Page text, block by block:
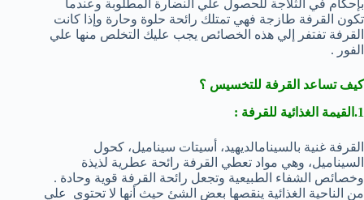
بإحكام في الثلاجة للحصول علي النضارة المطلوبة وعندما
تكون القرفة طازجة فهي تمتلك رائحة حلوة وحارة وإذا كانت
القرفة تفتفر إلي هذه الخصائص يجب عليك التخلص منها علي
الفور .
كيف تساعد القرفة للتخسيس ؟
1.القيمة الغذائية للقرفة :
القرفة غنية بالسينامالديهيد، أسيتات سيناميل، كحول
السيناميل، وهي مواد تعطي القرفة رائحة عطرية لذيذة
وخصائص الشفاء الطبيعية وتجعل رائحة القرفة قوية وحادة .
من الناحية الغذائية ينقصها بعض الشئ حيث أنها لا تحتوي علي